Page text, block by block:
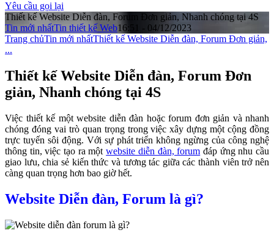
Yêu cầu gọi lại
Thiết kế Website Diễn đàn, Forum Đơn giản, Nhanh chóng tại 4S
Tin mới nhấtTin thiết kế Web16:51 - 04/12/2023
Trang chủTin mới nhấtThiết kế Website Diễn đàn, Forum Đơn giản,
...
Thiết kế Website Diễn đàn, Forum Đơn
giản, Nhanh chóng tại 4S
Việc thiết kế một website diễn đàn hoặc forum đơn giản và nhanh
chóng đóng vai trò quan trọng trong việc xây dựng một cộng đồng
trực tuyến sôi động. Với sự phát triển không ngừng của công nghệ
thông tin, việc tạo ra mộtwebsite diễn đàn, forum đáp ứng nhu cầu
giao lưu, chia sẻ kiến thức và tương tác giữa các thành viên trở nên
càng quan trọng hơn bao giờ hết.
Website Diễn đàn, Forum là gì?